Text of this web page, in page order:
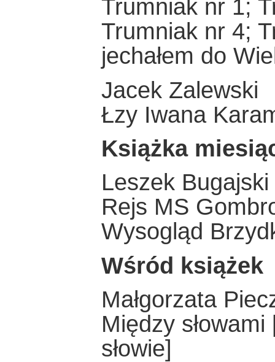
Trumniak nr 1;
Trumniak nr 4;
jechałem do
Jacek Zalewski
Łzy Iwana
Książka
Leszek Bugajski
Rejs MS
Wysogląd
Wśród książek
Małgorzata
Między
słowie]